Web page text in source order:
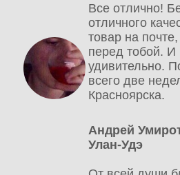
Все отлично!
отличного
товар на
перед тобой. И
удивительно.
всего две
Красноярска.
Андрей
Улан-Удэ